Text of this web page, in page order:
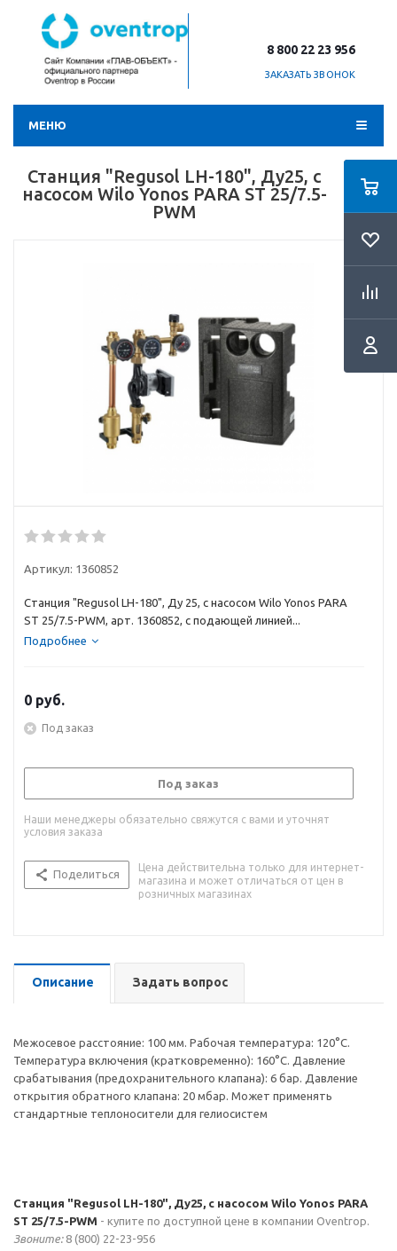
8 800 22 23 956
ЗАКАЗАТЬ ЗВОНОК
МЕНЮ
Станция "Regusol LH-180", Ду25, с
насосом Wilo Yonos PARA ST 25/7.5-
PWM
Артикул: 1360852
Станция "Regusol LH-180", Ду 25, с насосом Wilo Yonos PARA
ST 25/7.5-PWM, арт. 1360852, с подающей линией...
Подробнее
0 руб.
Под заказ
Под заказ
Наши менеджеры обязательно свяжутся с вами и уточнят
условия заказа
Поделиться
Цена действительна только для интернет-
магазина и может отличаться от цен в
розничных магазинах
Описание Задать вопрос
Межосевое расстояние: 100 мм. Рабочая температура: 120°С.
Температура включения (кратковременно): 160°С. Давление
срабатывания (предохранительного клапана): 6 бар. Давление
открытия обратного клапана: 20 мбар. Может применять
стандартные теплоносители для гелиосистем
Станция "Regusol LH-180", Ду25, с насосом Wilo Yonos PARA
ST 25/7.5-PWM - купите по доступной цене в компании Oventrop.
Звоните:8 (800) 22-23-956